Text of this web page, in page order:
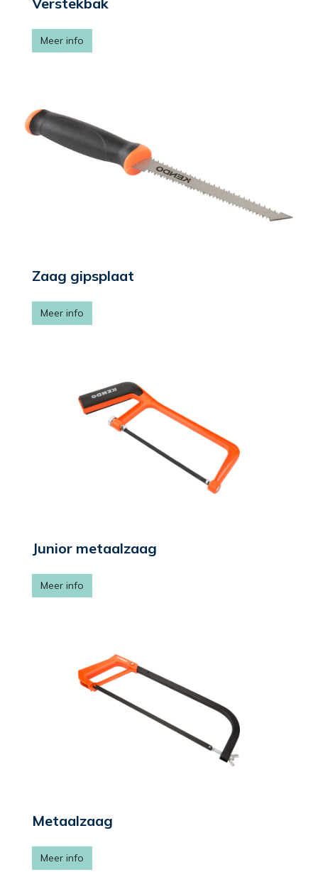
Meer info
Zaag gipsplaat
Meer info
Junior metaalzaag
Meer info
Metaalzaag
Meer info